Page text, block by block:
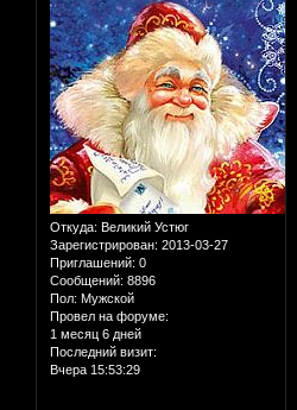
Откуда: Великий Устюг
Зарегистрирован: 2013-03-27
Приглашений: 0
Сообщений: 8896
Пол: Мужской
Провел на форуме:
1 месяц 6 дней
Последний визит:
Вчера 15:53:29